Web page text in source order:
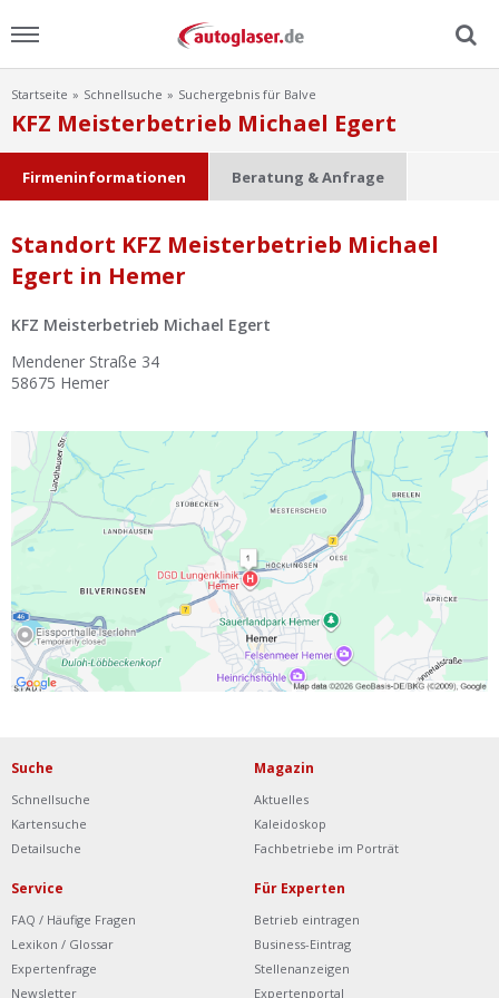
Menu
Home
Ratgeber
Scheibensuche
FAQ
Lexikon
Ist Ihre Werkstatt schon dabei?
Kostenlos eintragen
Werkstatt Login
Startseite Schnellsuche Suchergebnis für Balve
KFZ Meisterbetrieb Michael Egert
Firmeninformationen Beratung & Anfrage
Standort KFZ Meisterbetrieb Michael
Egert in Hemer
KFZ Meisterbetrieb Michael Egert
Mendener Straße 34
58675 Hemer
Suche
Schnellsuche
Kartensuche
Detailsuche
Magazin
Aktuelles
Kaleidoskop
Fachbetriebe im Porträt
Service
FAQ / Häufige Fragen
Lexikon / Glossar
Expertenfrage
Newsletter
Für Experten
Betrieb eintragen
Business-Eintrag
Stellenanzeigen
Expertenportal